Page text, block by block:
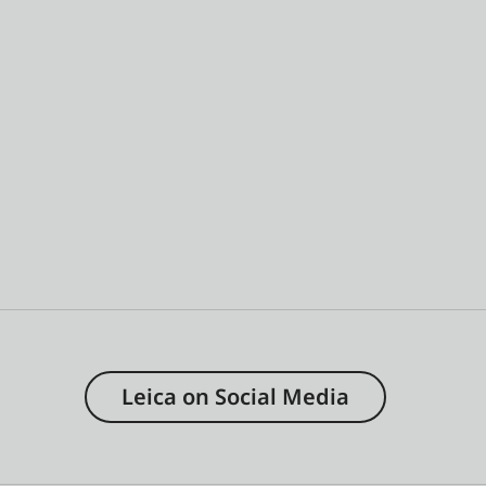
Leica on Social Media